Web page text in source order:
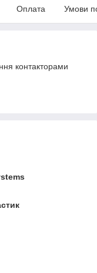
Оплата Умови
контакторами